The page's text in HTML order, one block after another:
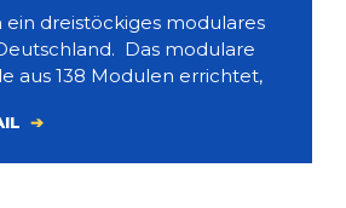
ein dreistöckiges modulares
Das modulare
aus 138 Modulen errichtet,